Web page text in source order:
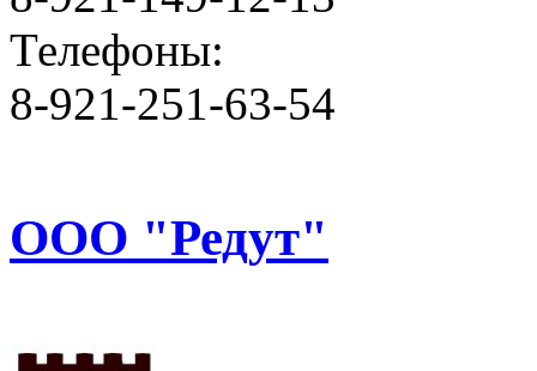
Телефоны:
8-921-251-63-54
ООО "Редут"